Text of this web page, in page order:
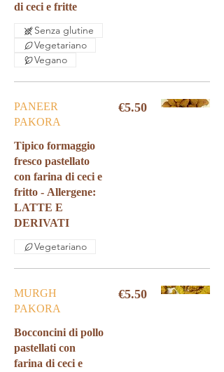
di ceci e fritte
Senza glutine
Vegetariano
Vegano
PANEER
PAKORA
Tipico formaggio
fresco pastellato
con farina di ceci e
fritto - Allergene:
LATTE E
€5.50
Vegetariano
MURGH
PAKORA
Bocconcini di pollo
pastellati con
farina di ceci e
€5.50